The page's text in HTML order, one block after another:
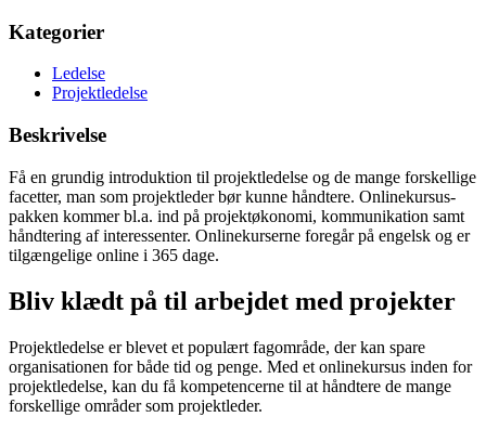
Kategorier
Ledelse
Projektledelse
Beskrivelse
Få en grundig introduktion til projektledelse og de mange forskellige
facetter, man som projektleder bør kunne håndtere. Onlinekursus-
pakken kommer bl.a. ind på projektøkonomi, kommunikation samt
håndtering af interessenter. Onlinekurserne foregår på engelsk og er
tilgængelige online i 365 dage.
Bliv klædt på til arbejdet med projekter
Projektledelse er blevet et populært fagområde, der kan spare
organisationen for både tid og penge. Med et onlinekursus inden for
projektledelse, kan du få kompetencerne til at håndtere de mange
forskellige områder som projektleder.